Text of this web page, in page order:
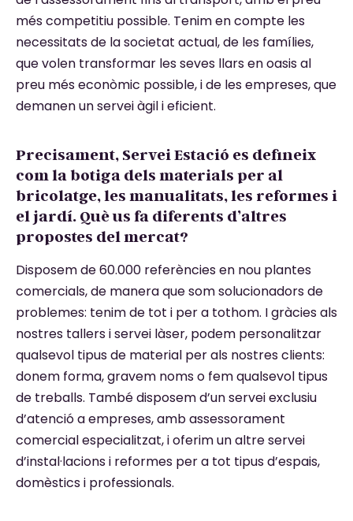
més competitiu possible. Tenim en compte les
necessitats de la societat actual, de les famílies,
que volen transformar les seves llars en oasis al
preu més econòmic possible, i de les empreses, que
demanen un servei àgil i eficient.
Precisament, Servei Estació es defineix
com la botiga dels materials per al
bricolatge, les manualitats, les reformes i
el jardí. Què us fa diferents d’altres
propostes del mercat?
Disposem de 60.000 referències en nou plantes
comercials, de manera que som solucionadors de
problemes: tenim de tot i per a tothom. I gràcies als
nostres tallers i servei làser, podem personalitzar
qualsevol tipus de material per als nostres clients:
donem forma, gravem noms o fem qualsevol tipus
de treballs. També disposem d’un servei exclusiu
d’atenció a empreses, amb assessorament
comercial especialitzat, i oferim un altre servei
d’instal·lacions i reformes per a tot tipus d’espais,
domèstics i professionals.